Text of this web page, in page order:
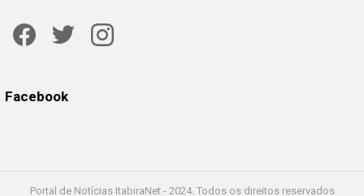
Facebook
Portal de Notícias ItabiraNet - 2024. Todos os direitos reservados